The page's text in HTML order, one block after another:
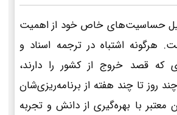
حساسیت‌های خاص خود از اهمیت
هرگونه اشتباه در ترجمه اسناد و
که قصد خروج از کشور را دارند،
روز تا چند هفته از برنامه‌ریزی‌شان
معتبر با بهره‌گیری از دانش و تجربه